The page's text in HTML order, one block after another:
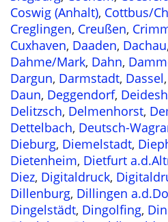
Coswig (Anhalt), Cottbus/
Creglingen, Creußen,
Cuxhaven, Daaden, Dachau,
Dahme/Mark, Dahn,
Dargun, Darmstadt, Dassel,
Daun, Deggendorf,
Delitzsch, Delmenhorst,
Dettelbach, Deutsch-
Dieburg, Diemelstadt,
Dietenheim, Dietfurt
Diez, Digitaldruck,
Dillenburg, Dillingen
Dingelstädt, Dingolfing,